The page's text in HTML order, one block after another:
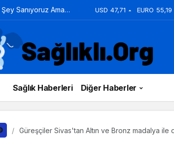
Sanıyoruz Ama USD 47,71 EURO 55,19
Sağlık Haberleri Diğer Haberler
Güreşçiler Sivas'tan Altın ve Bronz madalya ile